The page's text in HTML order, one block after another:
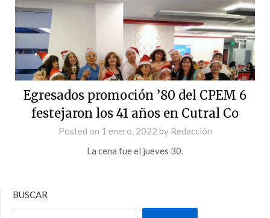
Egresados promoción ’80 del CPEM 6
festejaron los 41 años en Cutral Co
Posted on 1 enero, 2022 by Redacción
La cena fue el jueves 30.
BUSCAR